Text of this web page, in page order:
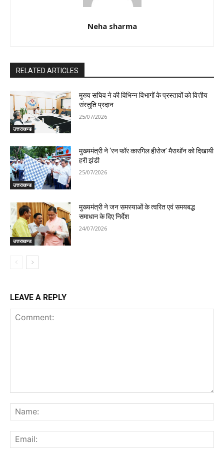
Neha sharma
RELATED ARTICLES
उत्तराखण्ड
मुख्य सचिव ने की विभिन्न विभागों के प्रस्तावों को वित्तीय
संस्तुति प्रदान
25/07/2026
उत्तराखण्ड
मुख्यमंत्री ने ‘रन फॉर कारगिल हीरोज’ मैराथॉन को दिखायी
हरी झंडी
25/07/2026
उत्तराखण्ड
मुख्यमंत्री ने जन समस्याओं के त्वरित एवं समयबद्ध
समाधान के दिए निर्देश
24/07/2026
LEAVE A REPLY